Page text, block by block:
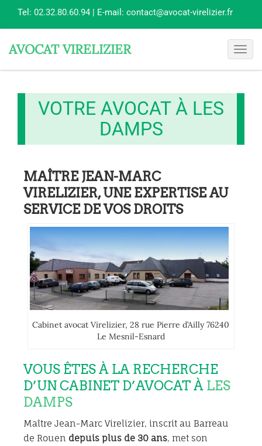
Tel: 02.32.80.60.94 | E-mail: contact@avocat-virelizier.fr
AVOCAT VIRELIZIER
VOTRE AVOCAT À LES
DAMPS
MAÎTRE JEAN-MARC
VIRELIZIER, UNE EXPERTISE AU
SERVICE DE VOS DROITS
Cabinet avocat Virelizier, 28 rue Pierre d’Ailly 76240
Le Mesnil-Esnard
VOUS ÊTES À LA RECHERCHE
D’UN CABINET D’AVOCAT À LES
DAMPS
Maître Jean-Marc Virelizier, inscrit au Barreau
de Rouen depuis plus de 30 ans, met son